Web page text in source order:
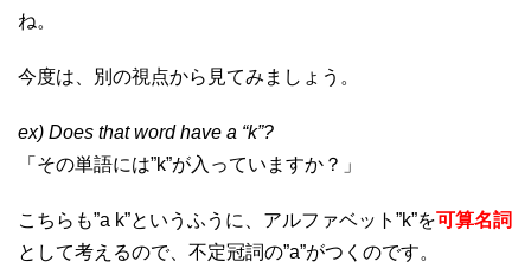
ね。
今度は、別の視点から見てみましょう。
ex) Does that word have a “k”?
「その単語には”k”が入っていますか？」
こちらも”a k”というふうに、アルファベット”k”を可算名詞
として考えるので、不定冠詞の”a”がつくのです。